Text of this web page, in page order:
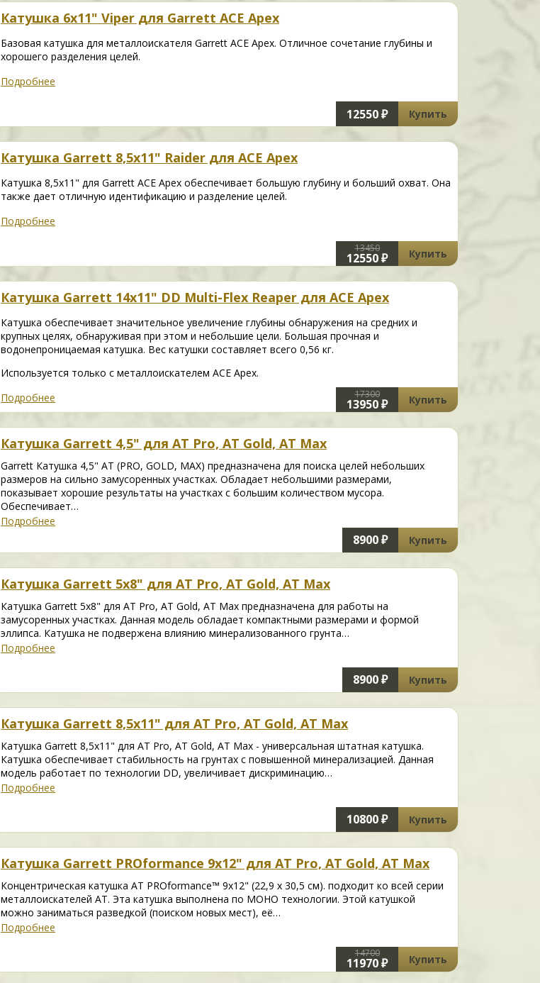
Катушка 6х11" Viper для Garrett ACE Apex
Базовая катушка для металлоискателя Garrett ACE Apex. Отличное сочетание глубины и
хорошего разделения целей.
Подробнее
12550 ₽ Купить
Катушка Garrett 8,5х11" Raider для ACE Apex
Катушка 8,5х11" для Garrett ACE Apex обеспечивает большую глубину и больший охват. Она
также дает отличную идентификацию и разделение целей.
Подробнее
13450
12550 ₽ Купить
Катушка Garrett 14x11" DD Multi-Flex Reaper для ACE Apex
Катушка обеспечивает значительное увеличение глубины обнаружения на средних и
крупных целях, обнаруживая при этом и небольшие цели. Большая прочная и
водонепроницаемая катушка. Вес катушки составляет всего 0,56 кг.
Используется только с металлоискателем ACE Apex.
Подробнее
17300
13950 ₽ Купить
Катушка Garrett 4,5" для AT Pro, AT Gold, AT Max
Garrett Катушка 4,5" AT (PRO, GOLD, MAX) предназначена для поиска целей небольших
размеров на сильно замусоренных участках. Обладает небольшими размерами,
показывает хорошие результаты на участках с большим количеством мусора.
Обеспечивает…
Подробнее
8900 ₽ Купить
Катушка Garrett 5х8" для AT Pro, AT Gold, AT Max
Катушка Garrett 5х8" для AT Pro, AT Gold, AT Max предназначена для работы на
замусоренных участках. Данная модель обладает компактными размерами и формой
эллипса. Катушка не подвержена влиянию минерализованного грунта…
Подробнее
8900 ₽ Купить
Катушка Garrett 8,5x11" для AT Pro, AT Gold, AT Max
Катушка Garrett 8,5x11" для AT Pro, AT Gold, AT Max - универсальная штатная катушка.
Катушка обеспечивает стабильность на грунтах с повышенной минерализацией. Данная
модель работает по технологии DD, увеличивает дискриминацию…
Подробнее
10800 ₽ Купить
Катушка Garrett PROformance 9x12" для AT Pro, AT Gold, AT Max
Концентрическая катушка АТ PROformance™ 9х12" (22,9 х 30,5 см). подходит ко всей серии
металлоискателей АТ. Эта катушка выполнена по МОНО технологии. Этой катушкой
можно заниматься разведкой (поиском новых мест), её…
Подробнее
14700
11970 ₽ Купить